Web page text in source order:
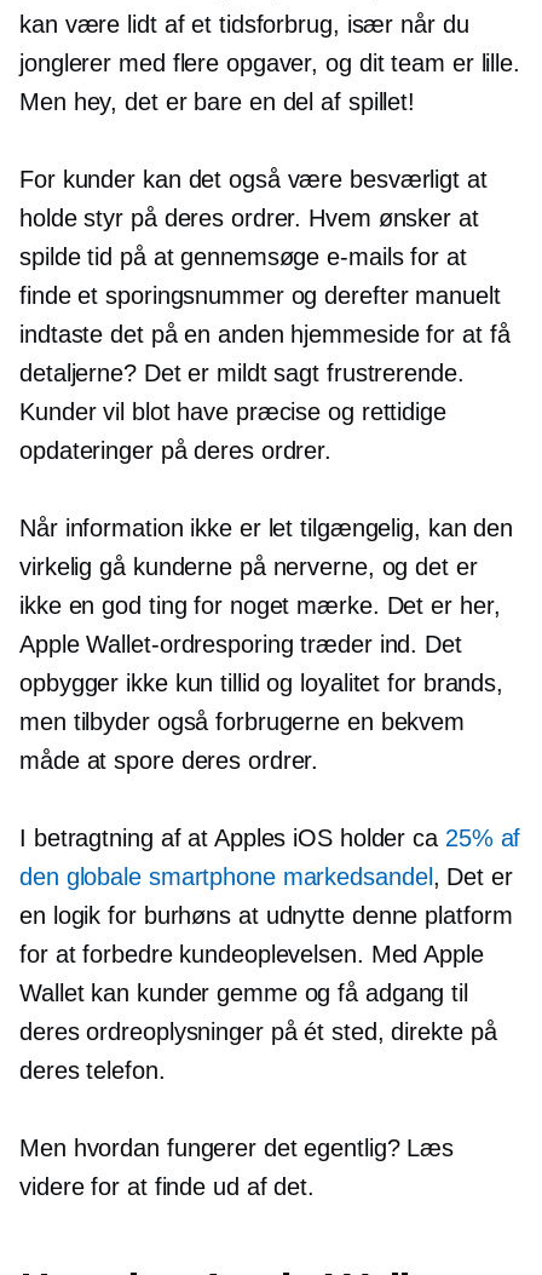
kan være lidt af et tidsforbrug, især når du
jonglerer med flere opgaver, og dit team er lille.
Men hey, det er bare en del af spillet!
For kunder kan det også være besværligt at
holde styr på deres ordrer. Hvem ønsker at
spilde tid på at gennemsøge e-mails for at
finde et sporingsnummer og derefter manuelt
indtaste det på en anden hjemmeside for at få
detaljerne? Det er mildt sagt frustrerende.
Kunder vil blot have præcise og rettidige
opdateringer på deres ordrer.
Når information ikke er let tilgængelig, kan den
virkelig gå kunderne på nerverne, og det er
ikke en god ting for noget mærke. Det er her,
Apple Wallet-ordresporing træder ind. Det
opbygger ikke kun tillid og loyalitet for brands,
men tilbyder også forbrugerne en bekvem
måde at spore deres ordrer.
I betragtning af at Apples iOS holder ca 25% af
den globale smartphone markedsandel , Det er
en logik for burhøns at udnytte denne platform
for at forbedre kundeoplevelsen. Med Apple
Wallet kan kunder gemme og få adgang til
deres ordreoplysninger på ét sted, direkte på
deres telefon.
Men hvordan fungerer det egentlig? Læs
videre for at finde ud af det.